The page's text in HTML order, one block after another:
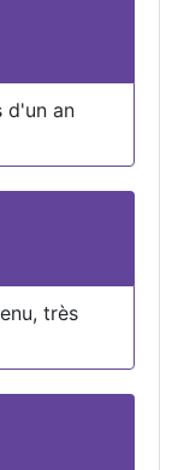
d'un an
très